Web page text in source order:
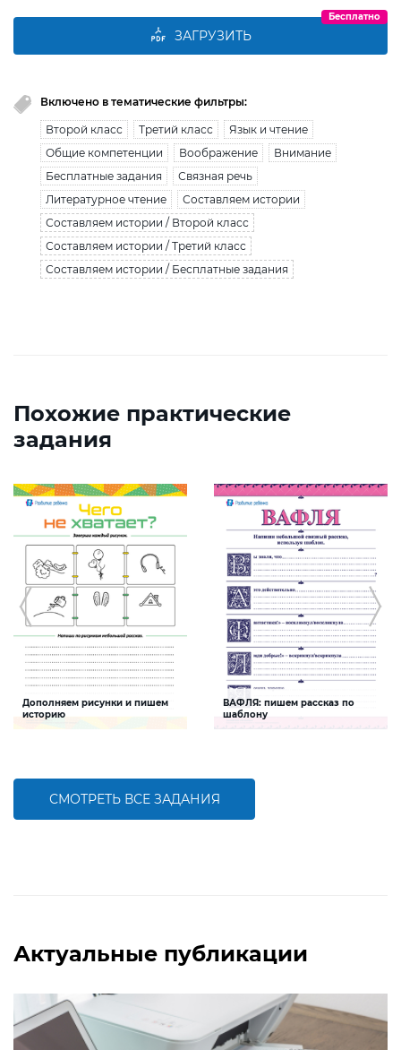
ЗАГРУЗИТЬ
Бесплатно
Включено в тематические фильтры:
Второй класс Третий класс
Язык и чтение
Общие компетенции
Воображение
Внимание
Бесплатные задания
Связная речь
Литературное чтение
Составляем истории
Составляем истории / Второй класс
Составляем истории / Третий класс
Составляем истории / Бесплатные задания
Похожие практические
задания
Дополняем рисунки и пишем
историю
ВАФЛЯ: пишем рассказ по
шаблону
СМОТРЕТЬ ВСЕ ЗАДАНИЯ
Актуальные публикации